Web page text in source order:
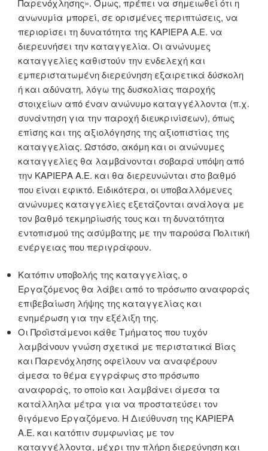
ανωνυμία μπορεί, σε ορισμένες περιπτώσεις, να
περιορίσει τη δυνατότητα της KΑΡΙΕΡΑ Α.Ε. να
διερευνήσει την καταγγελία. Οι ανώνυμες
καταγγελίες καθιστούν την ενδελεχή και
εμπεριστατωμένη διερεύνηση εξαιρετικά δύσκολη
ή και αδύνατη, λόγω της δυσκολίας παροχής
στοιχείων από έναν ανώνυμο καταγγέλλοντα (π.χ.
συνάντηση για την παροχή διευκρινίσεων), όπως
επίσης και της αξιολόγησης της αξιοπιστίας της
καταγγελίας. Ωστόσο, ακόμη και οι ανώνυμες
καταγγελίες θα λαμβάνονται σοβαρά υπόψη από
την KΑΡΙΕΡΑ Α.Ε. και θα διερευνώνται στο βαθμό
που είναι εφικτό. Ειδικότερα, οι υποβαλλόμενες
ανώνυμες καταγγελίες εξετάζονται ανάλογα με
τον βαθμό τεκμηρίωσής τους και τη δυνατότητα
εντοπισμού της ασύμβατης με την παρούσα Πολιτική
ενέργειας που περιγράφουν.
Κατόπιν υποβολής της καταγγελίας, ο
Εργαζόμενος θα λάβει από το πρόσωπο αναφοράς
επιβεβαίωση λήψης της καταγγελίας και
ενημέρωση για την εξέλιξη της.
Οι Προϊστάμενοι κάθε Τμήματος που τυχόν
λαμβάνουν γνώση σχετικά με περιστατικά Βίας
και Παρενόχλησης οφείλουν να αναφέρουν
άμεσα το θέμα εγγράφως στο πρόσωπο
αναφοράς, το οποίο και λαμβάνει άμεσα τα
κατάλληλα μέτρα για να προστατεύσει τον
θιγόμενο Εργαζόμενο. Η Διεύθυνση της KΑΡΙΕΡΑ
Α.Ε. και κατόπιν συμφωνίας με τον
καταγγέλλοντα, μέχρι την πλήρη διερεύνηση και